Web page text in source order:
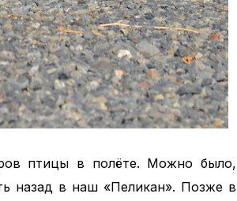
птицы в полёте. Можно было,
назад в наш «Пеликан». Позже в